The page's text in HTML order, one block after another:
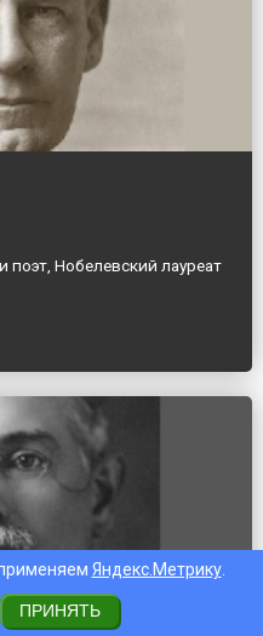
поэт, Нобелевский лауреат
Яндекс.Метрику.
ПРИНЯТЬ